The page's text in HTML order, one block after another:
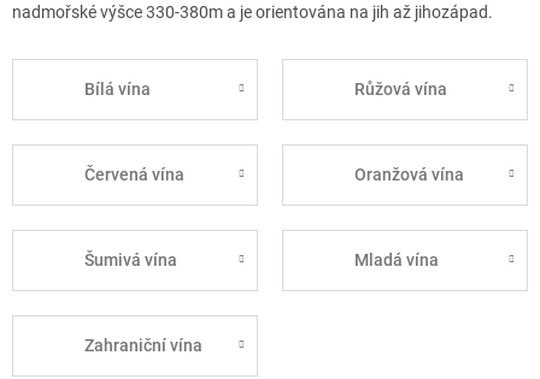
nadmořské výšce 330-380m a je orientována na jih až jihozápad.
Bílá vína Růžová vína
Červená vína Oranžová vína
Šumivá vína Mladá vína
Zahraniční vína